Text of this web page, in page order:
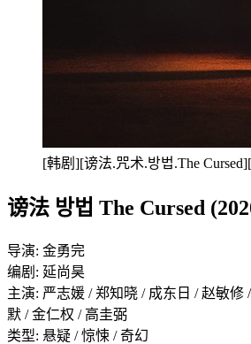
[韩剧][谤法.咒术.방법.The
谤法 방법 The Cursed
导演: 金勇完
编剧: 延尚昊
主演: 严志媛 / 郑知晓 / 成东日 / 赵敏修
默 / 金仁权 / 高圭弼
类型: 悬疑 / 惊悚 / 奇幻